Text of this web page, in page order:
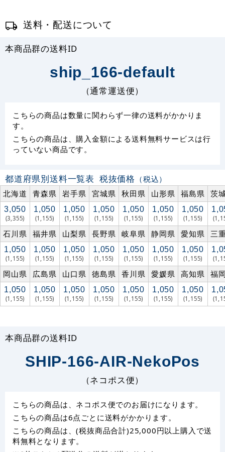
送料・配送について
本商品群の送料ID
ship_166-default
（通常運送便）
こちらの商品は数量に関わらず一律の送料がかかりま
す。
こちらの商品は、購入金額による送料無料サービスは行
っていない商品です。
都道府県別送料一覧表 税抜価格 （税込）
北海道
青森県 岩手県 宮城県 秋田県 山形県 福島県 茨
3,050
(3,355)
1,050
(1,155)
1,050
(1,155)
1,050
(1,155)
1,050
(1,155)
1,050
(1,155)
1,050
(1,155)
石川県 福井県 山梨県 長野県 岐阜県 静岡県 愛知県 三
1,050
(1,155)
1,050
(1,155)
1,050
(1,155)
1,050
(1,155)
1,050
(1,155)
1,050
(1,155)
1,050
(1,155)
岡山県 広島県 山口県 徳島県 香川県 愛媛県 高知県 福
1,050
(1,155)
1,050
(1,155)
1,050
(1,155)
1,050
(1,155)
1,050
(1,155)
1,050
(1,155)
1,050
(1,155)
本商品群の送料ID
SHIP-166-AIR-NekoPos
（ネコポス便）
こちらの商品は、ネコポス便でのお届けになります。
こちらの商品は6点ごとに送料がかかります。
こちらの商品は、(税抜商品合計)25,000円以上購入で送
料無料となります。